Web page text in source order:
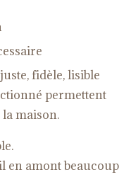
fidèle, lisible
permettent
maison.
en amont beaucoup